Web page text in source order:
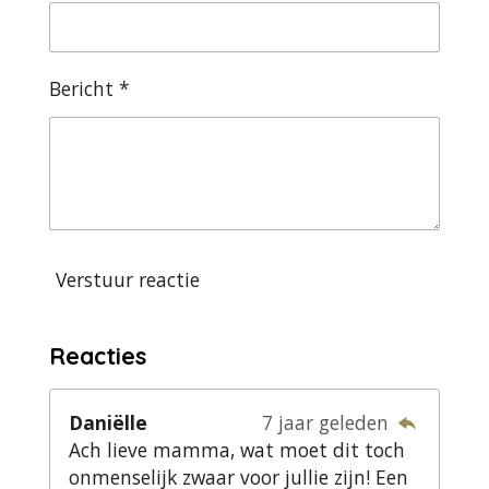
Bericht *
Verstuur reactie
Reacties
Daniëlle
7 jaar geleden
Ach lieve mamma, wat moet dit toch
onmenselijk zwaar voor jullie zijn! Een